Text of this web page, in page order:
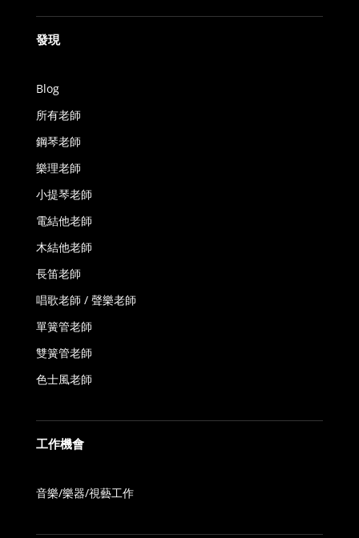
發現
Blog
所有老師
鋼琴老師
樂理老師
小提琴老師
電結他老師
木結他老師
長笛老師
唱歌老師 / 聲樂老師
單簧管老師
雙簧管老師
色士風老師
工作機會
音樂/樂器/視藝工作